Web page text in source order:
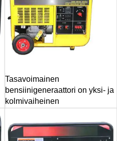
Tasavoimainen
bensiinigeneraattori on yksi- ja
kolmivaiheinen